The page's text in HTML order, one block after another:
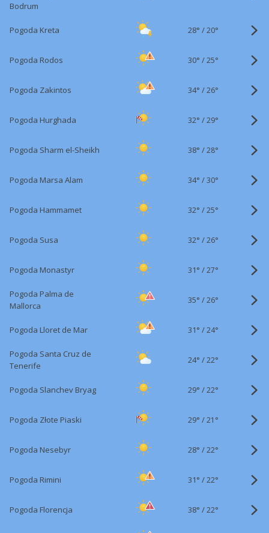
Bodrum
Pogoda Kreta 28° /20°
Pogoda Rodos 30° /25°
Pogoda Zakintos 34° /26°
Pogoda Hurghada 32° /29°
Pogoda Sharm el-Sheikh 38° /28°
Pogoda Marsa Alam 34° /30°
Pogoda Hammamet 32° /25°
Pogoda Susa 32° /26°
Pogoda Monastyr 31° /27°
Pogoda Palma de
Mallorca
35° /26°
Pogoda Lloret de Mar 31° /24°
Pogoda Santa Cruz de
Tenerife
24° /22°
Pogoda Slanchev Bryag 29° /22°
Pogoda Złote Piaski 29° /21°
Pogoda Nesebyr 28° /22°
Pogoda Rimini 31° /22°
Pogoda Florencja 38° /22°